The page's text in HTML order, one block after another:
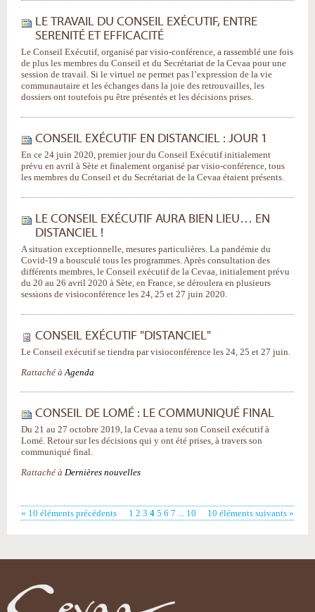
LE TRAVAIL DU CONSEIL EXÉCUTIF, ENTRE
SERENITÉ ET EFFICACITÉ
Le Conseil Exécutif, organisé par visio-conférence, a rassemblé une fois
de plus les membres du Conseil et du Secrétariat de la Cevaa pour une
session de travail. Si le virtuel ne permet pas l’expression de la vie
communautaire et les échanges dans la joie des retrouvailles, les
dossiers ont toutefois pu être présentés et les décisions prises.
CONSEIL EXÉCUTIF EN DISTANCIEL : JOUR 1
En ce 24 juin 2020, premier jour du Conseil Exécutif initialement
prévu en avril à Sète et finalement organisé par visio-conférence, tous
les membres du Conseil et du Secrétariat de la Cevaa étaient présents.
LE CONSEIL EXÉCUTIF AURA BIEN LIEU… EN
DISTANCIEL !
A situation exceptionnelle, mesures particulières. La pandémie du
Covid-19 a bousculé tous les programmes. Après consultation des
différents membres, le Conseil exécutif de la Cevaa, initialement prévu
du 20 au 26 avril 2020 à Sète, en France, se déroulera en plusieurs
sessions de visioconférence les 24, 25 et 27 juin 2020.
CONSEIL EXÉCUTIF "DISTANCIEL"
Le Conseil exécutif se tiendra par visioconférence les 24, 25 et 27 juin.
Rattaché à Agenda
CONSEIL DE LOMÉ : LE COMMUNIQUÉ FINAL
Du 21 au 27 octobre 2019, la Cevaa a tenu son Conseil exécutif à
Lomé. Retour sur les décisions qui y ont été prises, à travers son
communiqué final.
Rattaché à Dernières nouvelles
« 10 éléments précédents 10 éléments suivants »
1 2 3 4 5 6 7 ... 10